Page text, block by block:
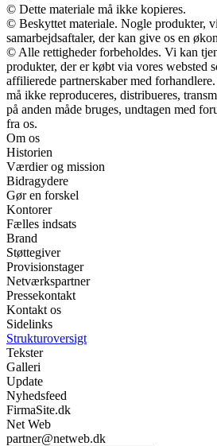
© Dette materiale må ikke kopieres.
© Beskyttet materiale. Nogle produkter,
samarbejdsaftaler, der kan give os en
© Alle rettigheder forbeholdes. Vi kan
produkter, der er købt via vores websted
affilierede partnerskaber med
må ikke reproduceres, distribueres,
på anden måde bruges, undtagen med
fra os.
Om os
Historien
Værdier og mission
Bidragydere
Gør en forskel
Kontorer
Fælles indsats
Brand
Støttegiver
Provisionstager
Netværkspartner
Pressekontakt
Kontakt os
Sidelinks
Strukturoversigt
Tekster
Galleri
Update
Nyhedsfeed
FirmaSite.dk
Net Web
partner@netweb.dk